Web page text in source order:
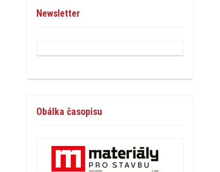
Newsletter
Obálka časopisu